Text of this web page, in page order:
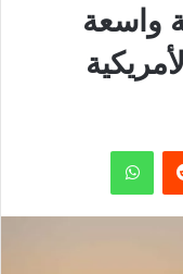
واسعة
واتساب